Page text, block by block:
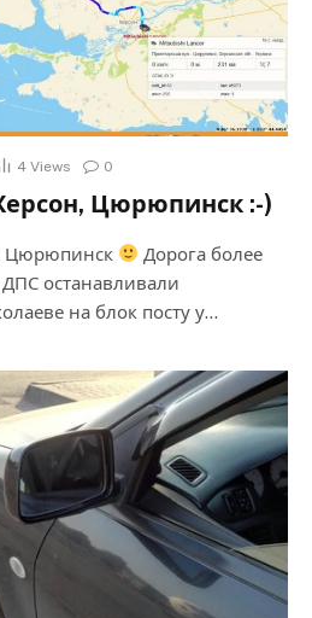
4 Views 0
Цюрюпинск :-)
Цюрюпинск
Дорога более
останавливали
на блок посту у…